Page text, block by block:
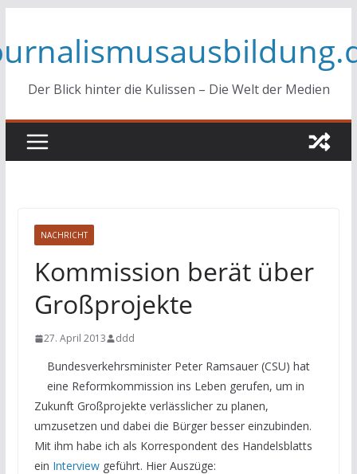
springen
Der Blick hinter die Kulissen – Die Welt der Medien
NACHRICHT
Kommission berät über
Großprojekte
27. April 2013 ddd
Bundesverkehrsminister Peter Ramsauer (CSU) hat
eine Reformkommission ins Leben gerufen, um in
Zukunft Großprojekte verlässlicher zu planen,
umzusetzen und dabei die Bürger besser einzubinden.
Mit ihm habe ich als Korrespondent des Handelsblatts
ein Interviewgeführt. Hier Auszüge: